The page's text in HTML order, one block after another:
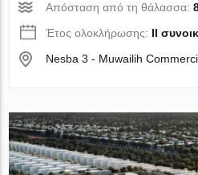
Απόσταση από τη θάλασσα:
Έτος ολοκλήρωσης: II
Nesba 3 - Muwailih